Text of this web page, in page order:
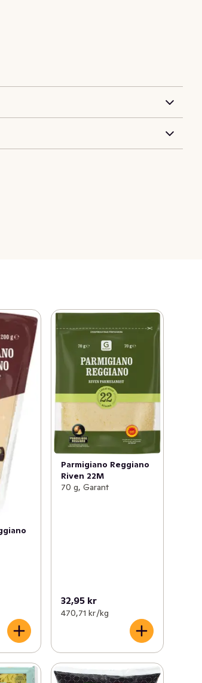
Parmigiano Reggiano
Riven 22M
70 g, Garant
32,95 kr
470,71 kr /kg